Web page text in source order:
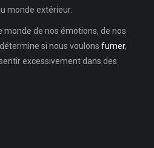
monde extérieur.
monde de nos émotions, de nos
si nous voulons fumer,
excessivement dans des